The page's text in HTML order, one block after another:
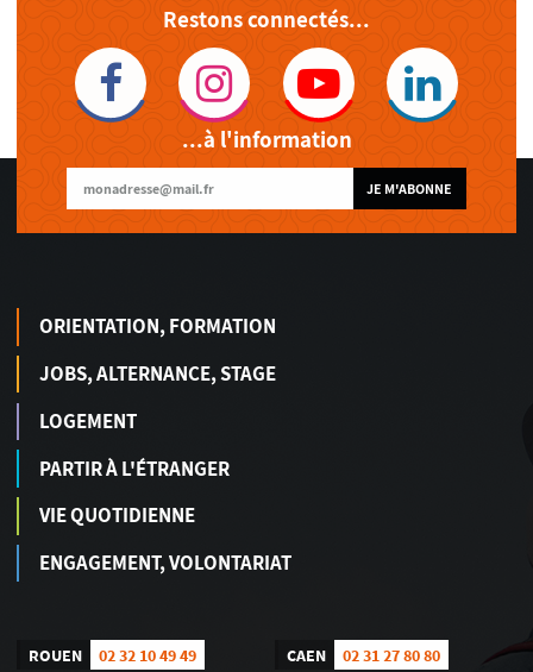
Restons connectés...
...à l'information
JE M'ABONNE
ORIENTATION, FORMATION
JOBS, ALTERNANCE, STAGE
LOGEMENT
PARTIR À L'ÉTRANGER
VIE QUOTIDIENNE
ENGAGEMENT, VOLONTARIAT
ROUEN 02 32 10 49 49 CAEN 02 31 27 80 80